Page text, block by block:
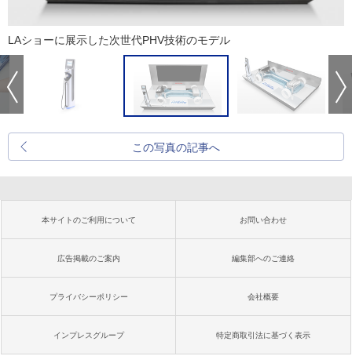
LAショーに展示した次世代PHV技術のモデル
この写真の記事へ
本サイトのご利用について お問い合わせ
広告掲載のご案内 編集部へのご連絡
プライバシーポリシー 会社概要
インプレスグループ 特定商取引法に基づく表示